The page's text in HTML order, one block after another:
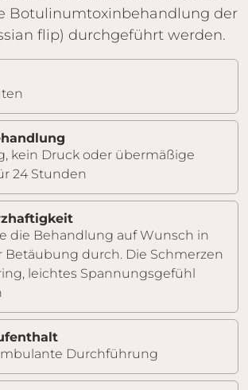
Botulinumtoxinbehandlung der
flip) durchgeführt werden.
zur Behandlung
kein Druck oder übermäßige
24 Stunden
die Behandlung auf Wunsch in
Betäubung durch. Die Schmerzen
leichtes Spannungsgefühl
Durchführung